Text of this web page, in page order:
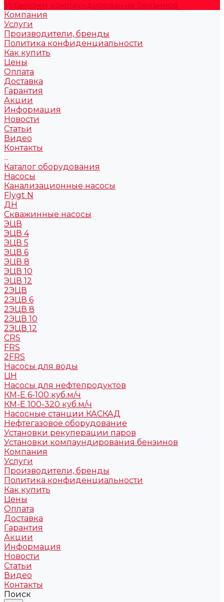
Установки компаундирования бензинов
Компания
Услуги
Производители, бренды
Политика конфиденциальности
Как купить
Цены
Оплата
Доставка
Гарантия
Акции
Информация
Новости
Статьи
Видео
Контакты
...
Каталог оборудования
Насосы
Канализационные насосы
Flygt N
ДН
Скважинные насосы
ЭЦВ
ЭЦВ 4
ЭЦВ 5
ЭЦВ 6
ЭЦВ 8
ЭЦВ 10
ЭЦВ 12
2ЭЦВ
2ЭЦВ 6
2ЭЦВ 8
2ЭЦВ 10
2ЭЦВ 12
CRS
FRS
2FRS
Насосы для воды
ЦН
Насосы для нефтепродуктов
КМ-Е 6-100 куб.м/ч
КМ-Е 100-320 куб.м/ч
Насосные станции КАСКАД
Нефтегазовое оборудование
Установки рекуперации паров
Установки компаундирования бензинов
Компания
Услуги
Производители, бренды
Политика конфиденциальности
Как купить
Цены
Оплата
Доставка
Гарантия
Акции
Информация
Новости
Статьи
Видео
Контакты
Поиск